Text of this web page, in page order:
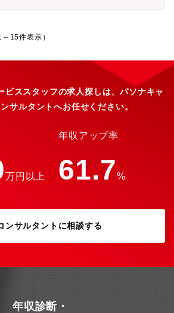
車両運行管理、メールセンター、採用イベ
画・運営、コンシェルジュサービス、IC
九州BPOセンターは、クライアントの窓口
部のもと、熊本市内3拠点（大江センター、
道町センター）で業務を実施しています。
社員約250名の合計約350名体制で、受託し
サービス・BPOサービスの運営管理、制度
の企画設計から導入まで、幅広い業務を行
15件表示）
ビススタッフの求人探しは、パソナキャ
サルタントへお任せください。
万円以上
年収アップ率
61.7%
ンサルタントに相談する
年収診断・